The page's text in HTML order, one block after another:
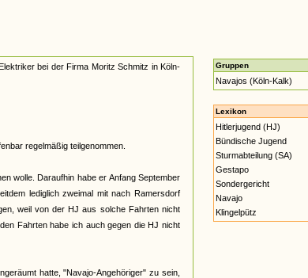
bei der Firma Moritz Schmitz in Köln-
regelmäßig teilgenommen.
wolle. Daraufhin habe er Anfang September
lediglich zweimal mit nach Ramersdorf
weil von der HJ aus solche Fahrten nicht
Fahrten habe ich auch gegen die HJ nicht
hatte, "Navajo-Angehöriger" zu sein,
Gruppen
Navajos (Köln-Kalk)
Lexikon
Hitlerjugend (HJ)
Bündische Jugend
Sturmabteilung (SA)
Gestapo
Sondergericht
Navajo
Klingelpütz